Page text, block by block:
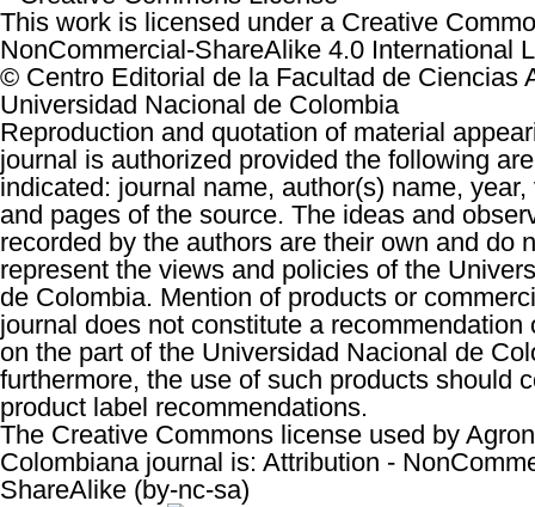
This work is licensed under a Creative
NonCommercial-ShareAlike 4.0 International
© Centro Editorial de la Facultad de Ciencias
Universidad Nacional de Colombia
Reproduction and quotation of material
journal is authorized provided the following
indicated: journal name, author(s) name,
and pages of the source. The ideas and
recorded by the authors are their own and do
represent the views and policies of the
de Colombia. Mention of products or
journal does not constitute a recommendation
on the part of the Universidad Nacional de
furthermore, the use of such products should
product label recommendations.
The Creative Commons license used by
Colombianajournal is: Attribution -
ShareAlike (by-nc-sa)